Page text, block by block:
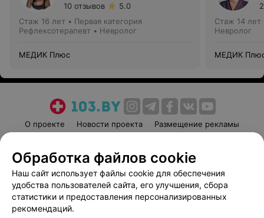
10 отзывов
5.0
Стаж 16 лет • Первая категория
Рефлексотерапевт • Невролог
МЕДИК Плюс
Стаж 14 лет
Невролог
МЕДИК
О проекте Новости проекта
Размещение рекламы
Пользовательское соглашение
Способы оплаты
Вакансии
Партнеры
Написать руководителю 103.by
Обработка файлов cookie
Наш сайт использует файлы cookie для обеспечения
удобства пользователей сайта, его улучшения, сбора
статистики и предоставления персонализированных
рекомендаций.